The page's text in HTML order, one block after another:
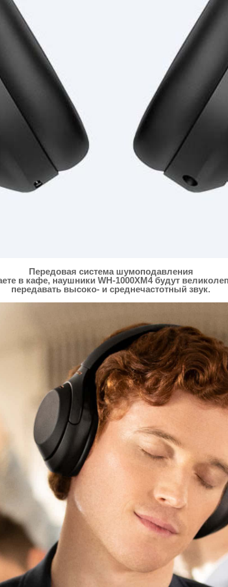
Передовая система шумоподавления
в кафе, наушники WH-1000XM4 будут
передавать высоко- и среднечастотный звук.